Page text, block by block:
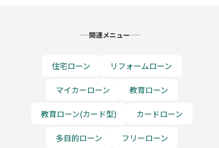
関連メニュー
住宅ローン リフォームローン
マイカーローン 教育ローン
教育ローン(カード型) カードローン
多目的ローン フリーローン